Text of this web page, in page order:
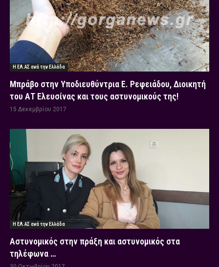
Η ΕΛ.ΑΣ ανά την Ελλάδα
Μπράβο στην Υποδιευθύντρια Ε. Ρεφειάδου, Διοικητή
του ΑΤ Ελευσίνας και τους αστυνομικούς της!
15 Δεκεμβρίου 2017
Η ΕΛ.ΑΣ ανά την Ελλάδα
Αστυνομικός στην πράξη και αστυνομικός στα
τηλέφωνα …